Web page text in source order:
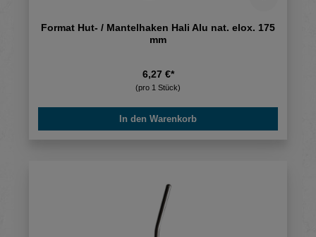
Format Hut- / Mantelhaken Hali Alu nat. elox. 175
mm
6,27 €*
(pro 1 Stück)
In den Warenkorb